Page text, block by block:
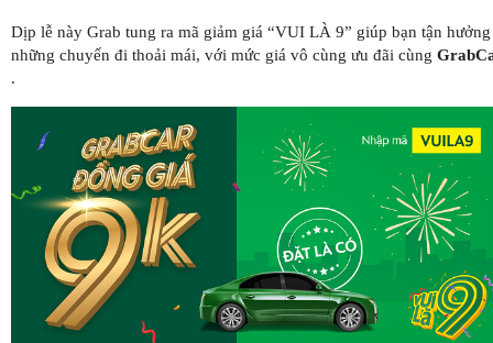
Dịp lễ này Grab tung ra mã giảm giá “VUI LÀ 9” giúp bạn tận hưởng
những chuyến đi thoải mái, với mức giá vô cùng ưu đãi cùng
.